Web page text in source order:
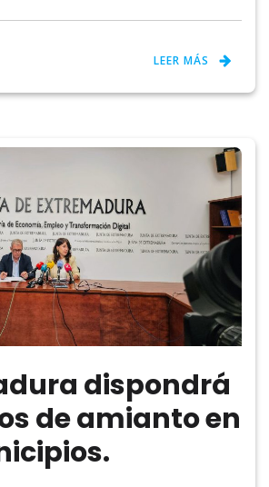
LEER MÁS
dispondrá
de amianto en